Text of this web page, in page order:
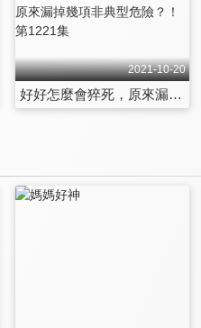
2021-10-20
好好怎麼會猝死，原來漏掉幾項非典型危險？！ 第1221集